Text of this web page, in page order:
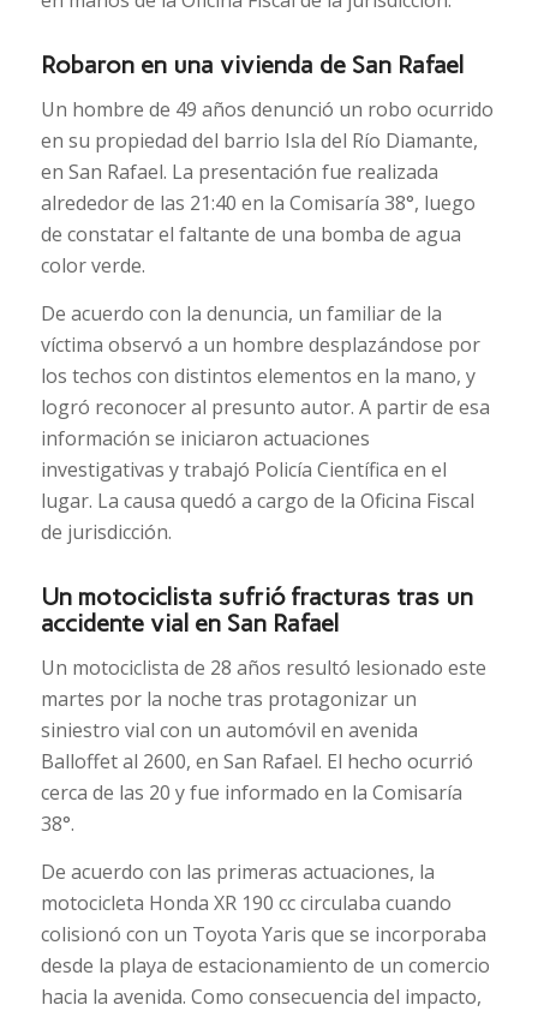
Robaron en una vivienda de San Rafael
Un hombre de 49 años denunció un robo ocurrido
en su propiedad del barrio Isla del Río Diamante,
en San Rafael. La presentación fue realizada
alrededor de las 21:40 en la Comisaría 38°, luego
de constatar el faltante de una bomba de agua
color verde.
De acuerdo con la denuncia, un familiar de la
víctima observó a un hombre desplazándose por
los techos con distintos elementos en la mano, y
logró reconocer al presunto autor. A partir de esa
información se iniciaron actuaciones
investigativas y trabajó Policía Científica en el
lugar. La causa quedó a cargo de la Oficina Fiscal
de jurisdicción.
Un motociclista sufrió fracturas tras un
accidente vial en San Rafael
Un motociclista de 28 años resultó lesionado este
martes por la noche tras protagonizar un
siniestro vial con un automóvil en avenida
Balloffet al 2600, en San Rafael. El hecho ocurrió
cerca de las 20 y fue informado en la Comisaría
38°.
De acuerdo con las primeras actuaciones, la
motocicleta Honda XR 190 cc circulaba cuando
colisionó con un Toyota Yaris que se incorporaba
desde la playa de estacionamiento de un comercio
hacia la avenida. Como consecuencia del impacto,